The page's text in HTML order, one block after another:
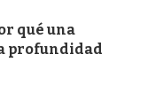
qué una
profundidad